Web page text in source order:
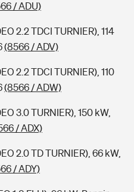
/ ADU)
2.2 TDCI TURNIER), 114
(8566 / ADV)
2.2 TDCI TURNIER), 110
(8566 / ADW)
3.0 TURNIER), 150 kW,
/ ADX)
2.0 TD TURNIER), 66 kW,
/ ADY)